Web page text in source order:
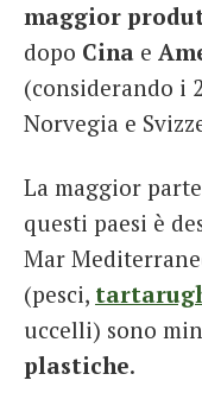
maggior
dopo Cina e
(considerando i
Norvegia e
La maggior
questi paesi è
Mar
(pesci,
uccelli) sono
plastiche.